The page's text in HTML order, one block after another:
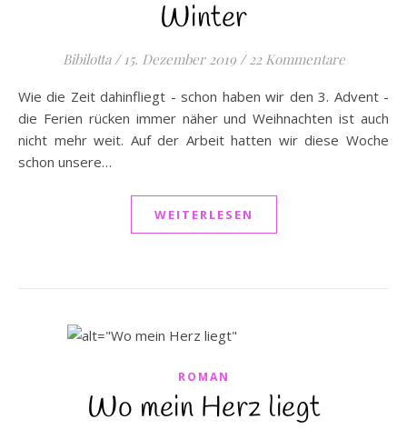
Winter
Bibilotta / 15. Dezember 2019 / 22 Kommentare
Wie die Zeit dahinfliegt - schon haben wir den 3. Advent -
die Ferien rücken immer näher und Weihnachten ist auch
nicht mehr weit. Auf der Arbeit hatten wir diese Woche
schon unsere…
WEITERLESEN
ROMAN
Wo mein Herz liegt